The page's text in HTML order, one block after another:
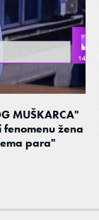
MUŠKARCA"
žena
para"